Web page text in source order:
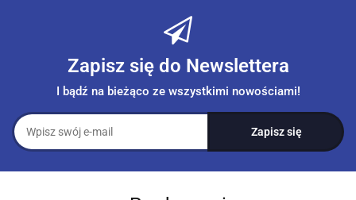
Zapisz się do Newslettera
I bądź na bieżąco ze wszystkimi nowościami!